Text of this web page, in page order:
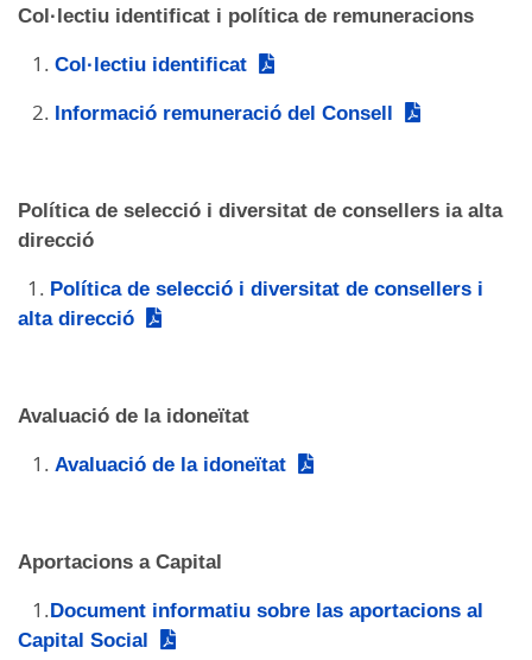
Col·lectiu identificat i política de remuneracions
1. Col·lectiu identificat
2. Informació remuneració del Consell
Política de selecció i diversitat de consellers ia alta
direcció
1. Política de selecció i diversitat de consellers i
alta direcció
Avaluació de la idoneïtat
1. Avaluació de la idoneïtat
Aportacions a Capital
1.Document informatiu sobre las aportacions al
Capital Social